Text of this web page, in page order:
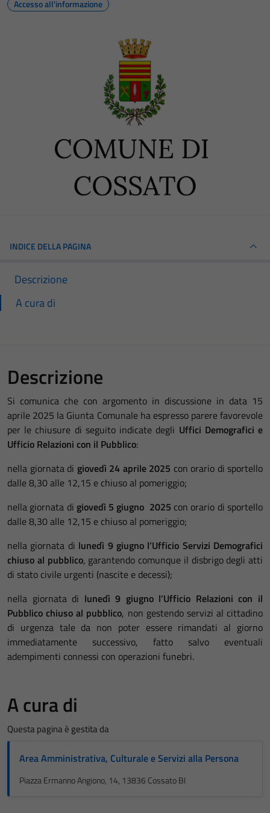
Accesso all'informazione
INDICE DELLA PAGINA
Descrizione
A cura di
Descrizione
Si comunica che con argomento in discussione in data 15
aprile 2025 la Giunta Comunale ha espresso parere favorevole
per le chiusure di seguito indicate degli Uffici Demografici e
Ufficio Relazioni con il Pubblico:
nella giornata di giovedì 24 aprile 2025 con orario di sportello
dalle 8,30 alle 12,15 e chiuso al pomeriggio;
nella giornata di giovedì 5 giugno 2025 con orario di sportello
dalle 8,30 alle 12,15 e chiuso al pomeriggio;
nella giornata di lunedì 9 giugno l’Ufficio Servizi Demografici
chiuso al pubblico, garantendo comunque il disbrigo degli atti
di stato civile urgenti (nascite e decessi);
nella giornata di lunedì 9 giugno l’Ufficio Relazioni con il
Pubblico chiuso al pubblico, non gestendo servizi al cittadino
di urgenza tale da non poter essere rimandati al giorno
immediatamente successivo, fatto salvo eventuali
adempimenti connessi con operazioni funebri.
A cura di
Questa pagina è gestita da
Area Amministrativa, Culturale e Servizi alla Persona
Piazza Ermanno Angiono, 14, 13836 Cossato BI